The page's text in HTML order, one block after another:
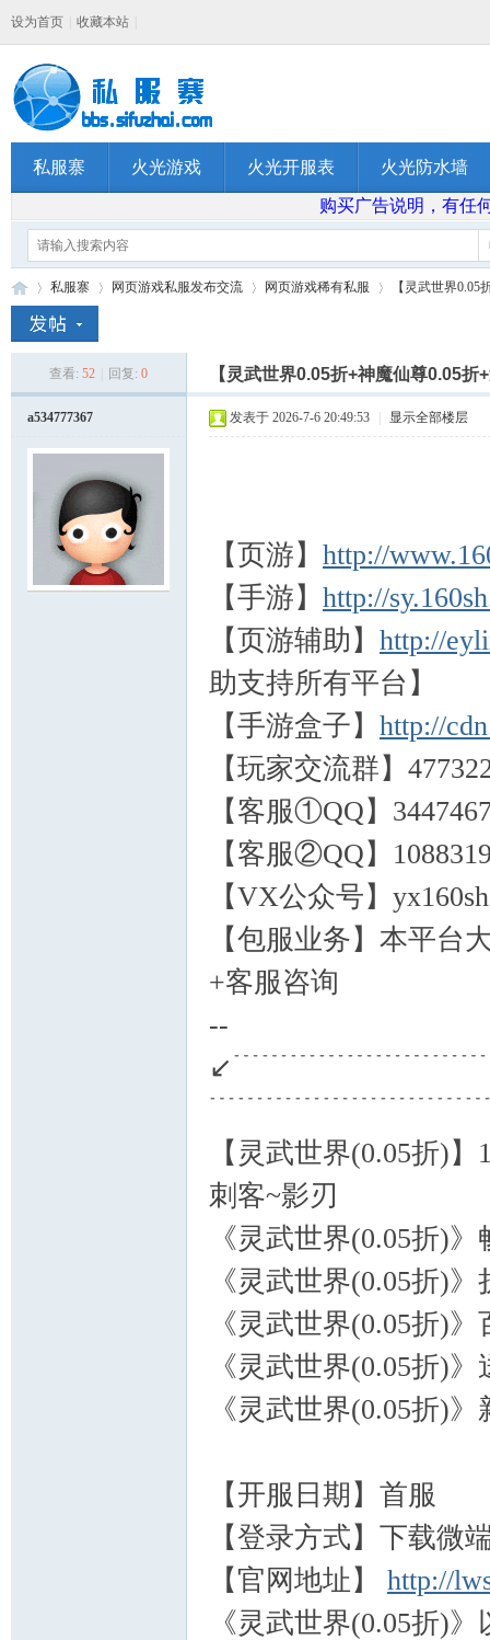
设为首页 收藏本站
私服寨 火光游戏 火光开服表 火光防水墙
购买广告说明，有任
私服寨
›
网页游戏私服发布交流
›
网页游戏稀有私服
›
【灵武世界
查看: 52 回复: 0 【灵武世界0.05折+神魔仙尊0.05
a534777367 发表于 2026-7-6 20:49:53 显示全部楼层
【页游】 http://
【手游】 http://
【页游辅助】 http://
助支持所有平台】
【手游盒子】 http://
【玩家交流群】
【客服①QQ】
【客服②QQ】
【VX公众号】
【包服业务】本平
+客服咨询
--
【灵武世界(0.05折)
刺客~影刃
《灵武世界(0.05折)
《灵武世界(0.05折)
《灵武世界(0.05折)
《灵武世界(0.05折)
《灵武世界(0.05折)
【开服日期】首服
【登录方式】下载微
【官网地址】 http://
《灵武世界(0.05折)